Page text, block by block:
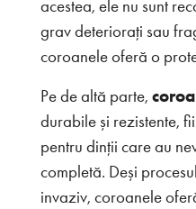
acestea, ele nu sunt
grav deteriorați sau
coroanele oferă o
Pe de altă parte,
durabile și rezistente,
pentru dinții care au
completă. Deși
invaziv, coroanele